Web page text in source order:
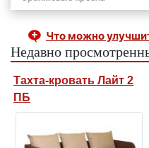
Что можно
Недавно
Тахта-кровать Лайт 2
ПБ